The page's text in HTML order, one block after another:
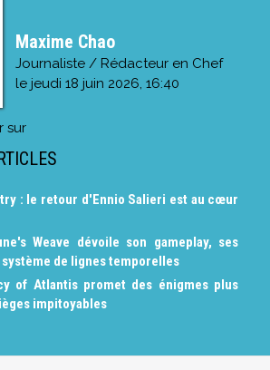
Maxime Chao
Journaliste / Rédacteur en Chef
le jeudi 18 juin 2026, 16:40
sur
: le retour d'Ennio Salieri est au cœur
Weave dévoile son gameplay, ses
de lignes temporelles
of Atlantis promet des énigmes plus
impitoyables